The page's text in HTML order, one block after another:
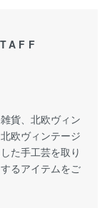
貨、北欧ヴィン
欧ヴィンテージ
た手工芸を取り
るアイテムをご